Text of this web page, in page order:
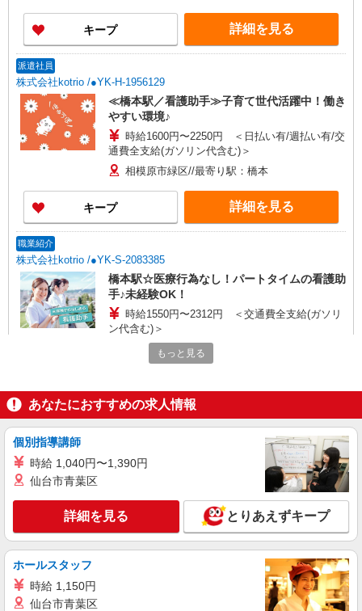
キープ 詳細を見る
派遣社員
株式会社kotrio /●YK-H-1956129
≪橋本駅／看護助手≫子育て世代活躍中！働き
やすい環境♪
時給1600円〜2250円 ＜日払い有/週払い有/交
通費全支給(ガソリン代含む)＞
相模原市緑区//最寄り駅：橋本
キープ 詳細を見る
職業紹介
株式会社kotrio /●YK-S-2083385
橋本駅☆医療行為なし！パートタイムの看護助
手♪未経験OK！
時給1550円〜2312円 ＜交通費全支給(ガソリ
ン代含む)＞
相模原市緑区
派遣社員
株式会社トラストグロース 新宿本社 第2営業部
特別養護老人ホームでの看護師
時給：准看護師2100円〜/看護師2300円〜 ※資
神奈川県相模原市緑区
キープ 詳細を見る
派遣社員
株式会社kotrio /●YK-H-2100789
もっと見る
あなたにおすすめの求人情報
個別指導講師
時給 1,040円〜1,390円
仙台市青葉区
詳細を見る とりあえずキープ
ホールスタッフ
時給 1,150円
仙台市青葉区